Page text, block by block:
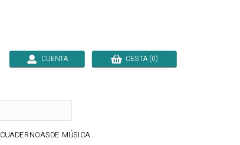
CUENTA CESTA (0)
CUADERNOASDE MÚSICA